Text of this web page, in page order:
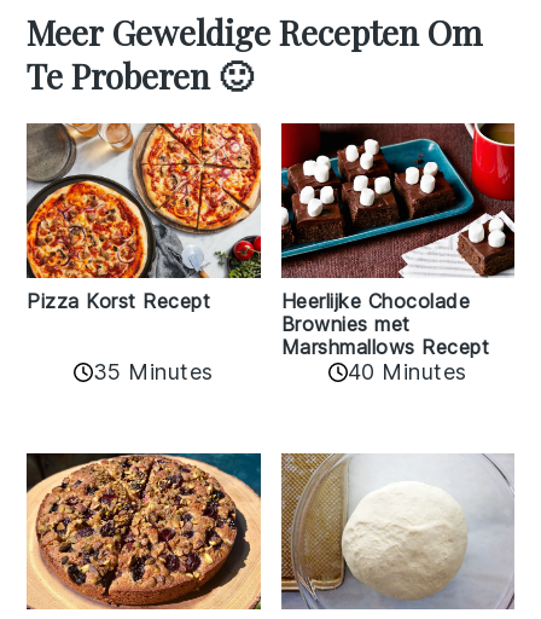
Meer Geweldige Recepten Om
Te Proberen 🙂
Pizza Korst Recept
35 Minutes
Heerlijke Chocolade
Brownies met
Marshmallows Recept
40 Minutes